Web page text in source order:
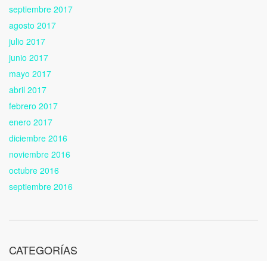
septiembre 2017
agosto 2017
julio 2017
junio 2017
mayo 2017
abril 2017
febrero 2017
enero 2017
diciembre 2016
noviembre 2016
octubre 2016
septiembre 2016
CATEGORÍAS